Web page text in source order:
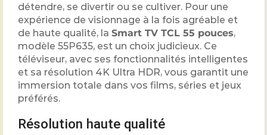
détendre, se divertir ou se cultiver. Pour une
expérience de visionnage à la fois agréable et
de haute qualité, la Smart TV TCL 55 pouces,
modèle 55P635, est un choix judicieux. Ce
téléviseur, avec ses fonctionnalités intelligentes
et sa résolution 4K Ultra HDR, vous garantit une
immersion totale dans vos films, séries et jeux
préférés.
Résolution haute qualité